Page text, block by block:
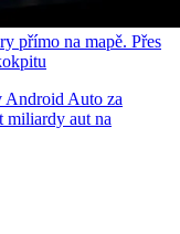
přímo na mapě. Přes
Android Auto za
miliardy aut na